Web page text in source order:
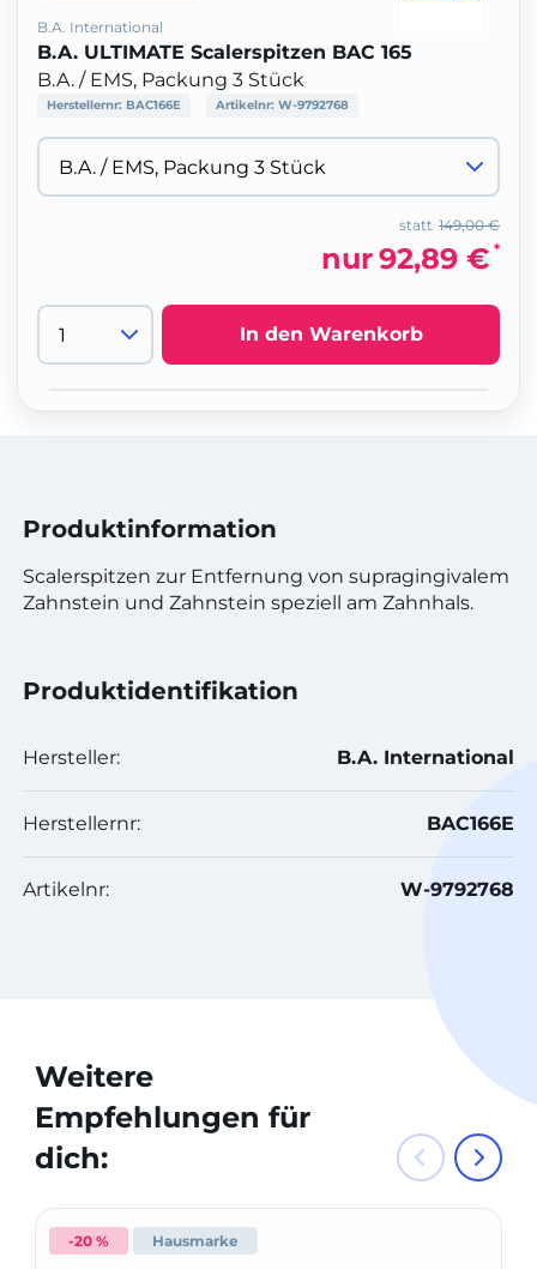
B.A. International
B.A. ULTIMATE Scalerspitzen BAC 165
B.A. / EMS, Packung 3 Stück
Herstellernr: BAC166E Artikelnr: W-9792768
149,00 €
statt
nur92,89 € *
In den Warenkorb
Produktinformation
Scalerspitzen zur Entfernung von supragingivalem
Zahnstein und Zahnstein speziell am Zahnhals.
Produktidentifikation
Hersteller: B.A. International
Herstellernr: BAC166E
Artikelnr: W-9792768
Weitere
Empfehlungen für
dich:
-20 % Hausmarke